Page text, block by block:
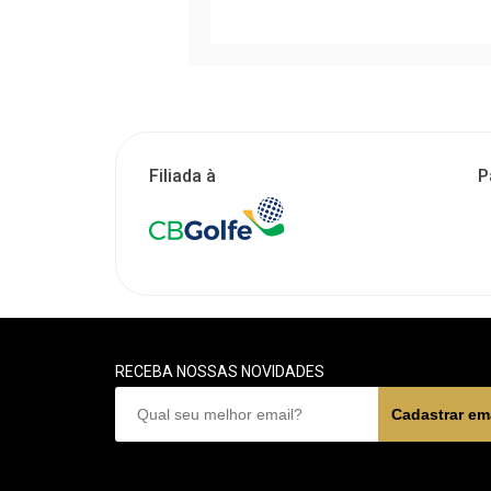
Filiada à
RECEBA NOSSAS NOVIDADES